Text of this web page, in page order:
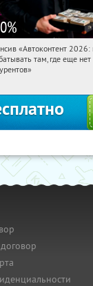
%
«Автоконтент 2026:
там, где еще нет